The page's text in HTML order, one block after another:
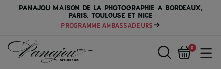
PANAJOU MAISON DE LA PHOTOGRAPHIE A BORDEAUX,
PARIS, TOULOUSE ET NICE
PROGRAMME AMBASSADEURS
0